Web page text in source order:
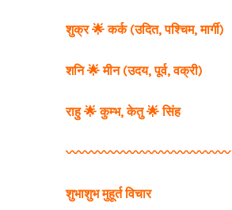
शुक्र 🌟 कर्क (उदित, पश्चिम, मार्गी)
शनि 🌟 मीन (उदय, पूर्व, वक्री)
राहु 🌟 कुम्भ,केतु 🌟 सिंह
〰️〰️〰️〰️〰️〰️〰️〰️〰️〰️〰️〰️〰️
शुभाशुभ मुहूर्त विचार